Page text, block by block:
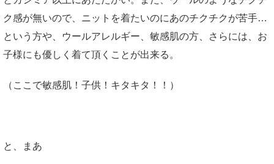
ク感が無いので、ニットを着たいのにあのチクチクが苦手…
という方や、ウールアレルギー、敏感肌の方、さらには、お
子様にも優しく着て頂くことが出来る。
（ここで敏感肌！子供！キタキタ！！）
と、まあ